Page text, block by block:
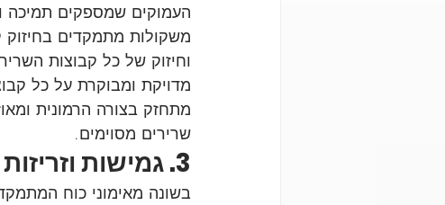
העמוקים שמספקים תמיכה
משקולות מתמקדים בחיזוק
וחיזוק של כל קבוצות
מדויקת ומבוקרת על כל
מתחזק בצורה הרמונית
שרירים מסוימים.
3. גמישות וזריזות
בשונה מאימוני כוח